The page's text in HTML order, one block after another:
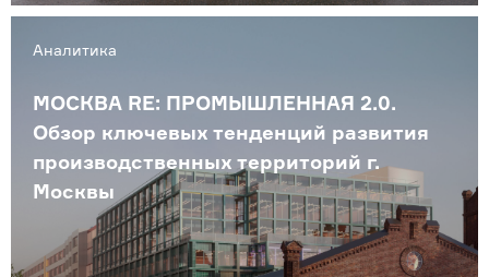
Аналитика
МОСКВА RE: ПРОМЫШЛЕННАЯ 2.0.
Обзор ключевых тенденций развития
производственных территорий г.
Москвы